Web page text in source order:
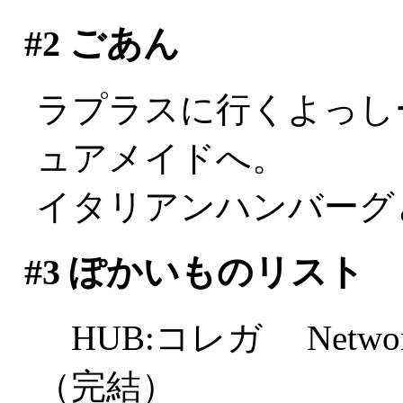
#2 ごあん
ラプラスに行くよっ
ュアメイドへ。
イタリアンハンバー
#3 ぽかいものリスト
HUB:コレガ
（完結）